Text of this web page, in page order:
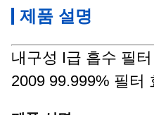
제품 설명
내구성 I급 흡수 필
2009 99.999% 필터